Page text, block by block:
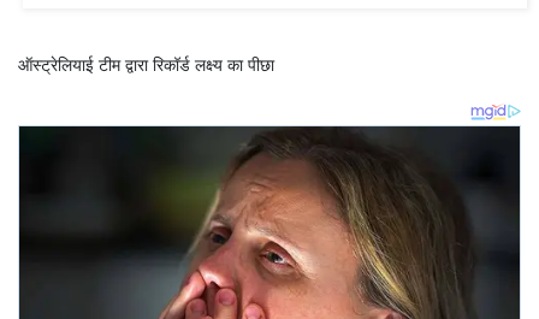
ऑस्ट्रेलियाई टीम द्वारा रिकॉर्ड लक्ष्य का पीछा